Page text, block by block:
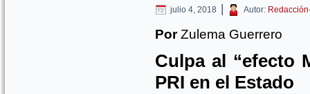
julio 4, 2018 | Autor:
PorZulema Guerrero
Culpa al “efecto
PRI en el Estado